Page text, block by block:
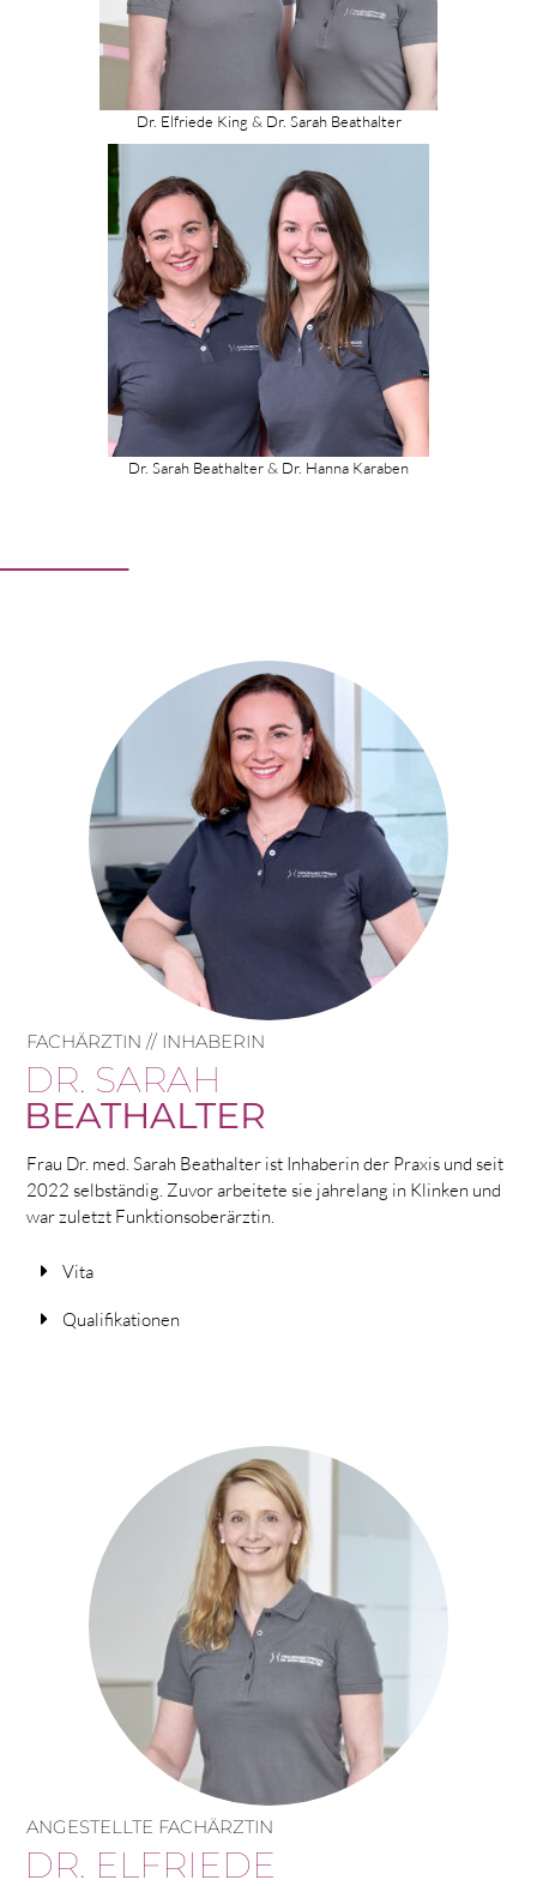
Dr. Elfriede King & Dr. Sarah Beathalter
Dr. Sarah Beathalter & Dr. Hanna Karaben
FACHÄRZTIN // INHABERIN
DR. SARAH
BEATHALTER
Frau Dr. med. Sarah Beathalter ist Inhaberin der Praxis und seit
2022 selbständig. Zuvor arbeitete sie jahrelang in Klinken und
war zuletzt Funktionsoberärztin.
Vita
Qualifikationen
ANGESTELLTE FACHÄRZTIN
DR. ELFRIEDE